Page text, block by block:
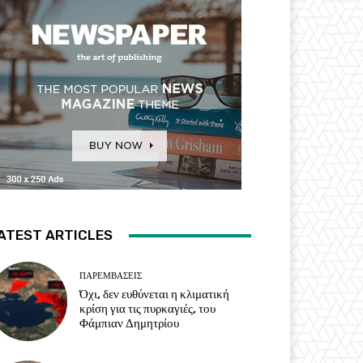
ARTICLES
ΠΑΡΕΜΒΑΣΕΙΣ
Όχι, δεν ευθύνεται η κλιματική
κρίση για τις πυρκαγιές, του
Φάμπιαν Δημητρίου